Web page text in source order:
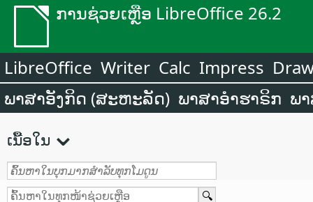
ການຊ່ວຍເຫຼືອ LibreOffice 26.2
LibreOffice Writer Calc Impress
ພາສາອັງກິດ (ສະຫະລັດ) ພາສາອຳຮາຣິກ ພ
ເນື້ອໃນ